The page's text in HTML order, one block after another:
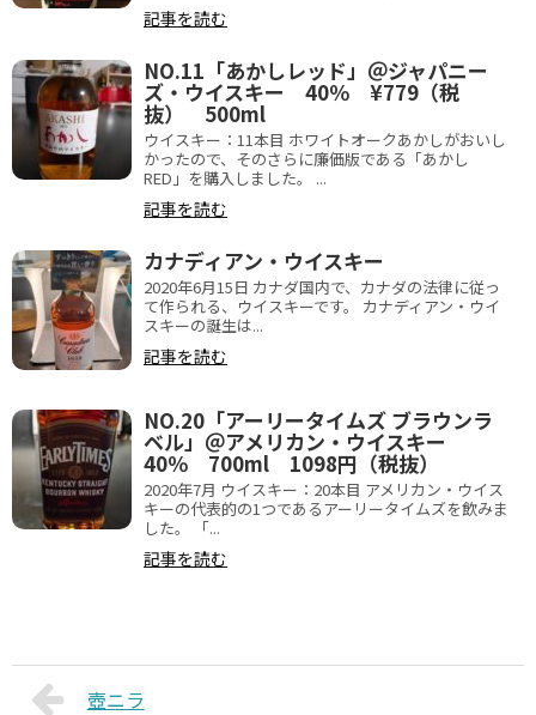
記事を読む
NO.11「あかしレッド」＠ジャパニー
ズ・ウイスキー 40％ ¥779（税
抜） 500ml
ウイスキー：11本目 ホワイトオークあかしがおいし
かったので、そのさらに廉価版である「あかし
RED」を購入しました。 ...
記事を読む
カナディアン・ウイスキー
2020年6月15日 カナダ国内で、カナダの法律に従っ
て作られる、ウイスキーです。 カナディアン・ウイ
スキーの誕生は...
記事を読む
NO.20「アーリータイムズ ブラウンラ
ベル」＠アメリカン・ウイスキー
40％ 700ml 1098円（税抜）
2020年7月 ウイスキー：20本目 アメリカン・ウイス
キーの代表的の1つであるアーリータイムズを飲みま
した。 「...
記事を読む
壺ニラ